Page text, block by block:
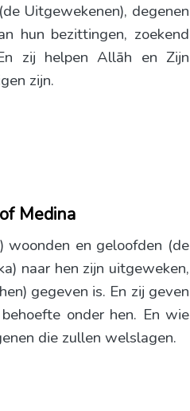
Uitgewekenen), degenen
hun bezittingen, zoekend
zij helpen Allāh en Zijn
zijn.
Medina
woonden en geloofden (de
naar hen zijn uitgeweken,
gegeven is. En zij geven
onder hen. En wie
die zullen welslagen.